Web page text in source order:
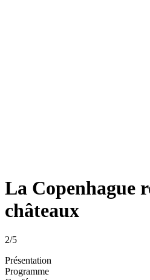
La Copenhague
châteaux
2/5
Présentation
Programme